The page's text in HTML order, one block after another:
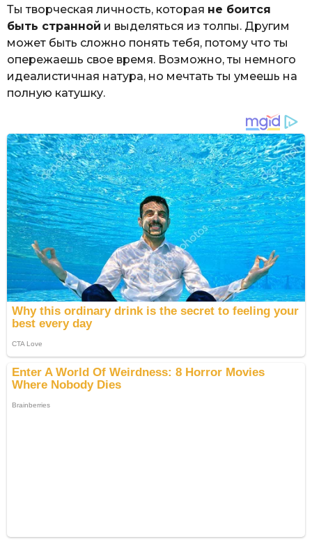
Ты творческая личность, которая не боится
быть странной и выделяться из толпы. Другим
может быть сложно понять тебя, потому что ты
опережаешь свое время. Возможно, ты немного
идеалистичная натура, но мечтать ты умеешь на
полную катушку.